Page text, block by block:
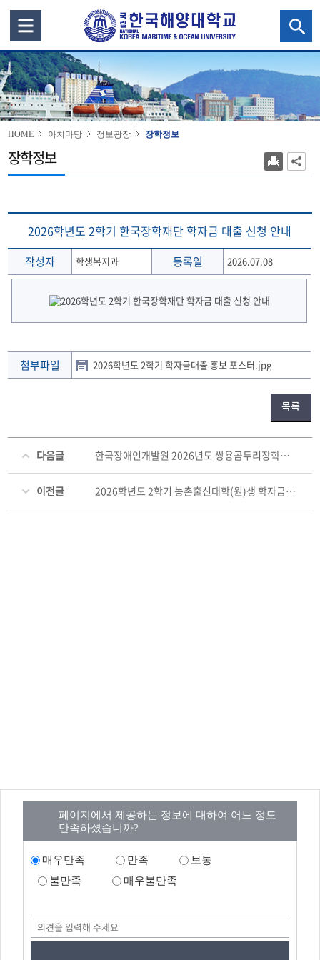
HOME 아치마당 정보광장 장학정보
장학정보
2026학년도 2학기 한국장학재단 학자금 대출 신청 안내
작성자 학생복지과 등록일 2026.07.08
첨부파일 2026학년도 2학기 학자금대출 홍보 포스터.jpg
목록
다음글 한국장애인개발원 2026년도 쌍용곰두리장학생 신청 안내(2026. 7. 20.~7. 31.)
이전글 2026학년도 2학기 농촌출신대학(원)생 학자금대출 신청 안내
페이지에서 제공하는 정보에 대하여 어느 정도
만족하셨습니까?
매우만족 만족
보통
불만족
매우불만족